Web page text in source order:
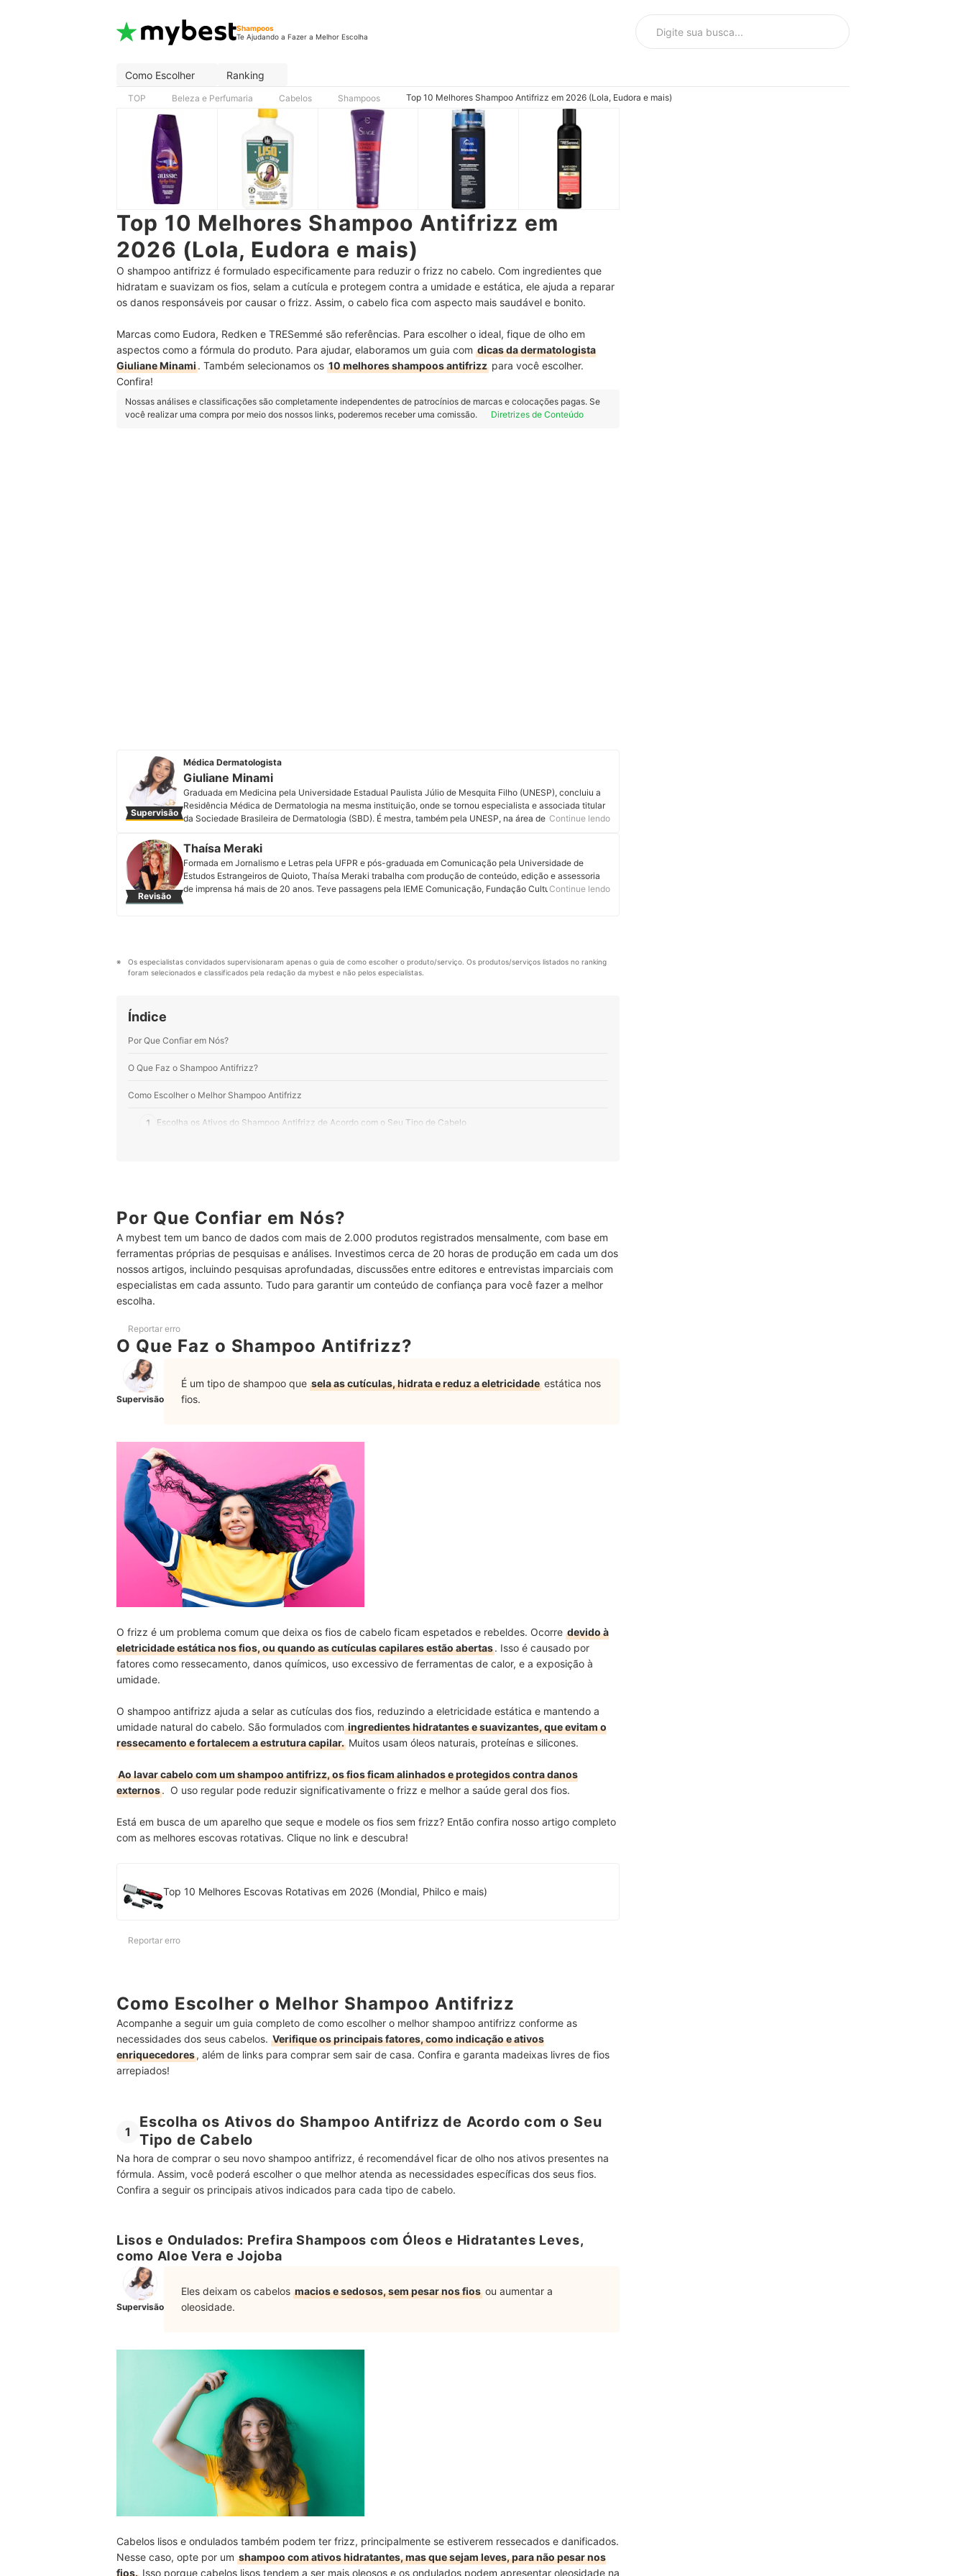
Shampoos
Te Ajudando a Fazer a Melhor Escolha
Como Escolher Ranking
TOP Beleza e Perfumaria Cabelos Shampoos Top 10 Melhores Shampoo Antifrizz em 2026 (Lola, Eudora e mais)
Top 10 Melhores Shampoo Antifrizz em
2026 (Lola, Eudora e mais)
O shampoo antifrizz é formulado especificamente para reduzir o frizz no cabelo. Com ingredientes que
hidratam e suavizam os fios, selam a cutícula e protegem contra a umidade e estática, ele ajuda a reparar
os danos responsáveis por causar o frizz. Assim, o cabelo fica com aspecto mais saudável e bonito.
Marcas como Eudora, Redken e TRESemmé são referências. Para escolher o ideal, fique de olho em
aspectos como a fórmula do produto. Para ajudar, elaboramos um guia com dicas da dermatologista
Giuliane Minami. Também selecionamos os 10 melhores shampoos antifrizz para você escolher.
Confira!
Nossas análises e classificações são completamente independentes de patrocínios de marcas e colocações pagas. Se
você realizar uma compra por meio dos nossos links, poderemos receber uma comissão.
Diretrizes de Conteúdo
Supervisão
Médica Dermatologista
Giuliane Minami
Graduada em Medicina pela Universidade Estadual Paulista Júlio de Mesquita Filho (UNESP), concluiu a
Residência Médica de Dermatologia na mesma instituição, onde se tornou especialista e associada titular
da Sociedade Brasileira de Dermatologia (SBD). É mestra, também pela UNESP, na área de Tricologia.
principalmente, das mulheres, sua tese teve como foco a alopecia de padrão feminino. Com uma ampla
formação na área clínica, cirúrgica e estética, a médica está em busca constante por conhecimento e
atualizações em congressos e cursos. Acompanhe a Dra. Giuliane no Instagram, Youtube, Facebook,
LinkedIn e em seu site.
Perfil de Giuliane Minami
Continue lendo
Revisão
Thaísa Meraki
Formada em Jornalismo e Letras pela UFPR e pós-graduada em Comunicação pela Universidade de
Estudos Estrangeiros de Quioto, Thaísa Meraki trabalha com produção de conteúdo, edição e assessoria
de imprensa há mais de 20 anos. Teve passagens pela IEME Comunicação, Fundação Cultural de Curitiba,
Continue lendo
Os especialistas convidados supervisionaram apenas o guia de como escolher o produto/serviço. Os produtos/serviços listados no ranking
foram selecionados e classificados pela redação da mybest e não pelos especialistas.
Índice
Por Que Confiar em Nós?
O Que Faz o Shampoo Antifrizz?
Como Escolher o Melhor Shampoo Antifrizz
1 Escolha os Ativos do Shampoo Antifrizz de Acordo com o Seu Tipo de Cabelo
Top 10 Melhores Shampoo Antifrizz
Perguntas Frequentes sobre Shampoo Antifrizz
O Que É Bom Para Acabar Com o Frizz do Cabelo?
Como Controlar Cabelos Novos Para Não Ficarem Parecendo Frizz?
Quer Mais Dicas? Confira Outras Indicações de Shampoos para Cuidar das Suas Madeixas
Por Que Confiar em Nós?
A mybest tem um banco de dados com mais de 2.000 produtos registrados mensalmente, com base em
ferramentas próprias de pesquisas e análises. Investimos cerca de 20 horas de produção em cada um dos
nossos artigos, incluindo pesquisas aprofundadas, discussões entre editores e entrevistas imparciais com
especialistas em cada assunto. Tudo para garantir um conteúdo de confiança para você fazer a melhor
escolha.
Reportar erro
O Que Faz o Shampoo Antifrizz?
Supervisão
É um tipo de shampoo que sela as cutículas, hidrata e reduz a eletricidade estática nos
fios.
O frizz é um problema comum que deixa os fios de cabelo ficam espetados e rebeldes. Ocorre devido à
eletricidade estática nos fios, ou quando as cutículas capilares estão abertas. Isso é causado por
fatores como ressecamento, danos químicos, uso excessivo de ferramentas de calor, e a exposição à
umidade.
O shampoo antifrizz ajuda a selar as cutículas dos fios, reduzindo a eletricidade estática e mantendo a
umidade natural do cabelo. São formulados comingredientes hidratantes e suavizantes, que evitam o
ressecamento e fortalecem a estrutura capilar. Muitos usam óleos naturais, proteínas e silicones.
Ao lavar cabelo com um shampoo antifrizz, os fios ficam alinhados e protegidos contra danos
externos. O uso regular pode reduzir significativamente o frizz e melhor a saúde geral dos fios.
Está em busca de um aparelho que seque e modele os fios sem frizz? Então confira nosso artigo completo
com as melhores escovas rotativas. Clique no link e descubra!
Top 10 Melhores Escovas Rotativas em 2026 (Mondial, Philco e mais)
Reportar erro
Como Escolher o Melhor Shampoo Antifrizz
Acompanhe a seguir um guia completo de como escolher o melhor shampoo antifrizz conforme as
necessidades dos seus cabelos. Verifique os principais fatores, como indicação e ativos
enriquecedores, além de links para comprar sem sair de casa. Confira e garanta madeixas livres de fios
arrepiados!
1
Escolha os Ativos do Shampoo Antifrizz de Acordo com o Seu
Tipo de Cabelo
Na hora de comprar o seu novo shampoo antifrizz, é recomendável ficar de olho nos ativos presentes na
fórmula. Assim, você poderá escolher o que melhor atenda as necessidades específicas dos seus fios.
Confira a seguir os principais ativos indicados para cada tipo de cabelo.
Lisos e Ondulados: Prefira Shampoos com Óleos e Hidratantes Leves,
como Aloe Vera e Jojoba
Supervisão
Eles deixam os cabelos macios e sedosos, sem pesar nos fios ou aumentar a
oleosidade.
Cabelos lisos e ondulados também podem ter frizz, principalmente se estiverem ressecados e danificados.
Nesse caso, opte por um shampoo com ativos hidratantes, mas que sejam leves, para não pesar nos
fios. Isso porque cabelos lisos tendem a ser mais oleosos e os ondulados podem apresentar oleosidade na